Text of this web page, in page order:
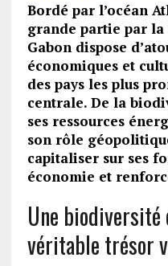
Bordé par l’océan
grande partie par
Gabon dispose
économiques et
des pays les plus
centrale. De la
ses ressources
son rôle
capitaliser sur ses
économie et
Une biodiversité
véritable trésor